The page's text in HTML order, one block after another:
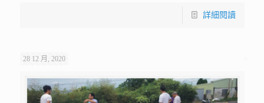
詳細閱讀
28 12 月, 2020